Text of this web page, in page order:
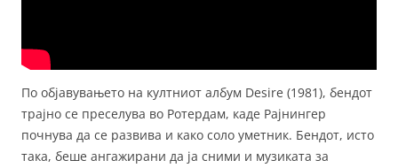
По објавувањето на култниот албум Desire (1981), бендот
трајно се преселува во Ротердам, каде Рајнингер
почнува да се развива и како соло уметник. Бендот, исто
така, беше ангажирани да ја сними и музиката за